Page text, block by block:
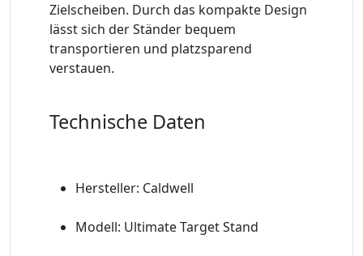
Zielscheiben. Durch das kompakte Design
lässt sich der Ständer bequem
transportieren und platzsparend
verstauen.
Technische Daten
Hersteller: Caldwell
Modell: Ultimate Target Stand